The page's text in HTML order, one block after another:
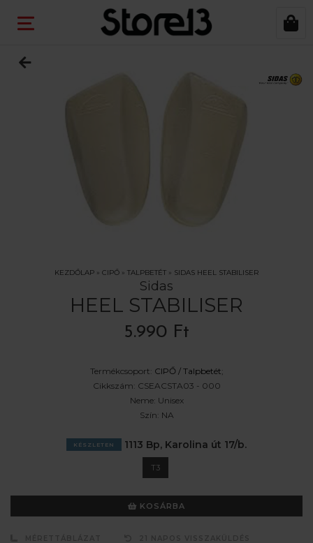
KEZDŐLAP » CIPŐ » TALPBETÉT » SIDAS HEEL STABILISER
Sidas
HEEL STABILISER
5.990 Ft
Termékcsoport: CIPŐ / Talpbetét;
Cikkszám: CSEACSTA03 - 000
Neme: Unisex
Szín: NA
KÉSZLETEN 1113 Bp, Karolina út 17/b.
T3
KOSÁRBA